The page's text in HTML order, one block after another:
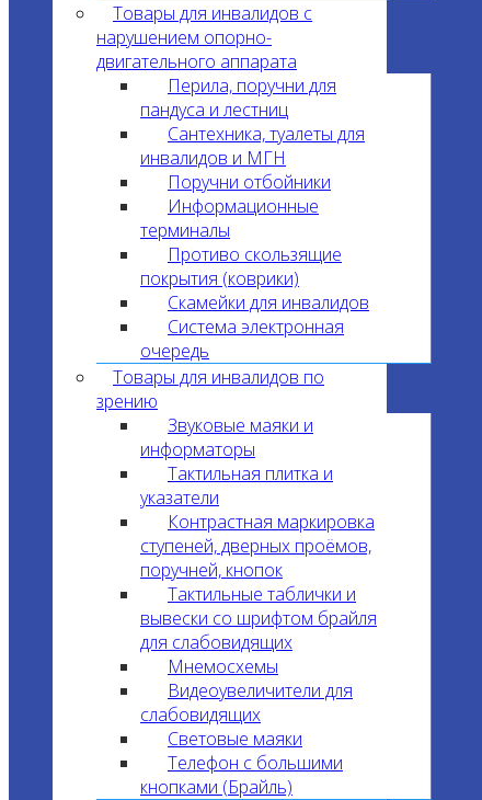
Товары для инвалидов с
нарушением опорно-
двигательного аппарата
Перила, поручни для
пандуса и лестниц
Сантехника, туалеты для
инвалидов и МГН
Поручни отбойники
Информационные
терминалы
Противо скользящие
покрытия (коврики)
Скамейки для инвалидов
Система электронная
очередь
Товары для инвалидов по
зрению
Звуковые маяки и
информаторы
Тактильная плитка и
указатели
Контрастная маркировка
ступеней, дверных проёмов,
поручней, кнопок
Тактильные таблички и
вывески со шрифтом брайля
для слабовидящих
Мнемосхемы
Видеоувеличители для
слабовидящих
Световые маяки
Телефон с большими
кнопками (Брайль)